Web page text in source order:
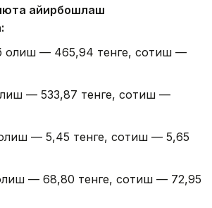
айирбошлаш
олиш — 465,94 тенге, сотиш —
— 533,87 тенге, сотиш —
— 5,45 тенге, сотиш — 5,65
— 68,80 тенге, сотиш — 72,95